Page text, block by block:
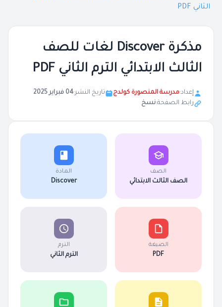
الثاني PDF
مذكرة Discover لغات للصف
الثالث الابتدائي الترم الثاني PDF
إعداد:مدرسة المنصورة كولدج تاريخ النشر:04 فبراير 2025
رابط الصفحة:نسخ
الصف
الصف الثالث الابتدائي
المادة
Discover
الصيغة
PDF
الترم
الترم الثاني